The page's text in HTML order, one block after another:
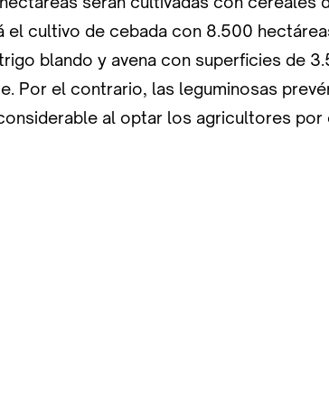
el cultivo de cebada con 8.500
blando y avena con superficies de
Por el contrario, las leguminosas
al optar los agricultores